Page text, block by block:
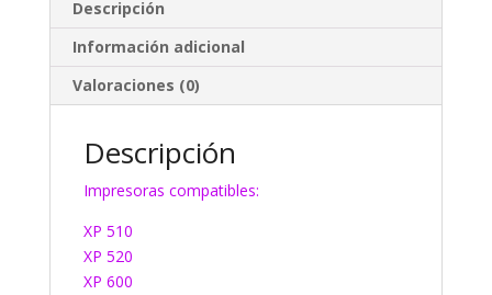
Descripción
Información adicional
Valoraciones (0)
Descripción
Impresoras compatibles:
XP 510
XP 520
XP 600